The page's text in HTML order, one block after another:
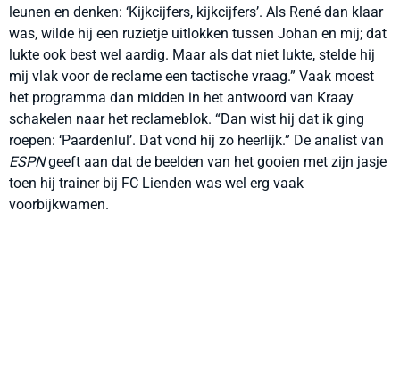
leunen en denken: ‘Kijkcijfers, kijkcijfers’. Als René dan klaar
was, wilde hij een ruzietje uitlokken tussen Johan en mij; dat
lukte ook best wel aardig. Maar als dat niet lukte, stelde hij
mij vlak voor de reclame een tactische vraag.” Vaak moest
het programma dan midden in het antwoord van Kraay
schakelen naar het reclameblok. “Dan wist hij dat ik ging
roepen: ‘Paardenlul’. Dat vond hij zo heerlijk.” De analist van
ESPNgeeft aan dat de beelden van het gooien met zijn jasje
toen hij trainer bij FC Lienden was wel erg vaak
voorbijkwamen.